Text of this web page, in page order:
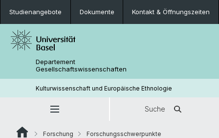
Studienangebote Dokumente Kontakt & Öffnungszeiten
Departement
Gesellschaftswissenschaften
Kulturwissenschaft und Europäische Ethnologie
Suche
Forschung
Forschungsschwerpunkte